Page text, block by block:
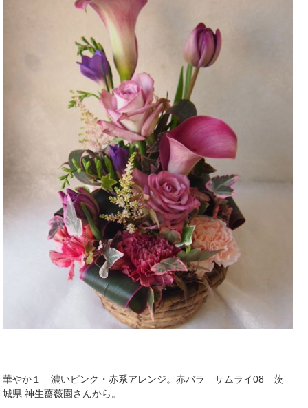
華やか１ 濃いピンク・赤系アレンジ。赤バラ サムライ08 茨
城県 神生薔薇園さんから。